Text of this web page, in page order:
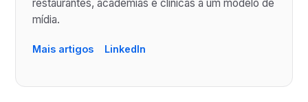
restaurantes, academias e clínicas a um modelo de
mídia.
Mais artigos LinkedIn